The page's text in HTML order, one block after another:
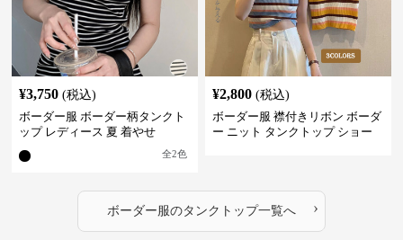
¥3,750 (税込)
ボーダー服 ボーダー柄タンクト
ップ レディース 夏 着やせ
全2色
¥2,800 (税込)
ボーダー服 襟付きリボン ボーダ
ー ニット タンクトップ ショー
ボーダー服のタンクトップ一覧へ ›